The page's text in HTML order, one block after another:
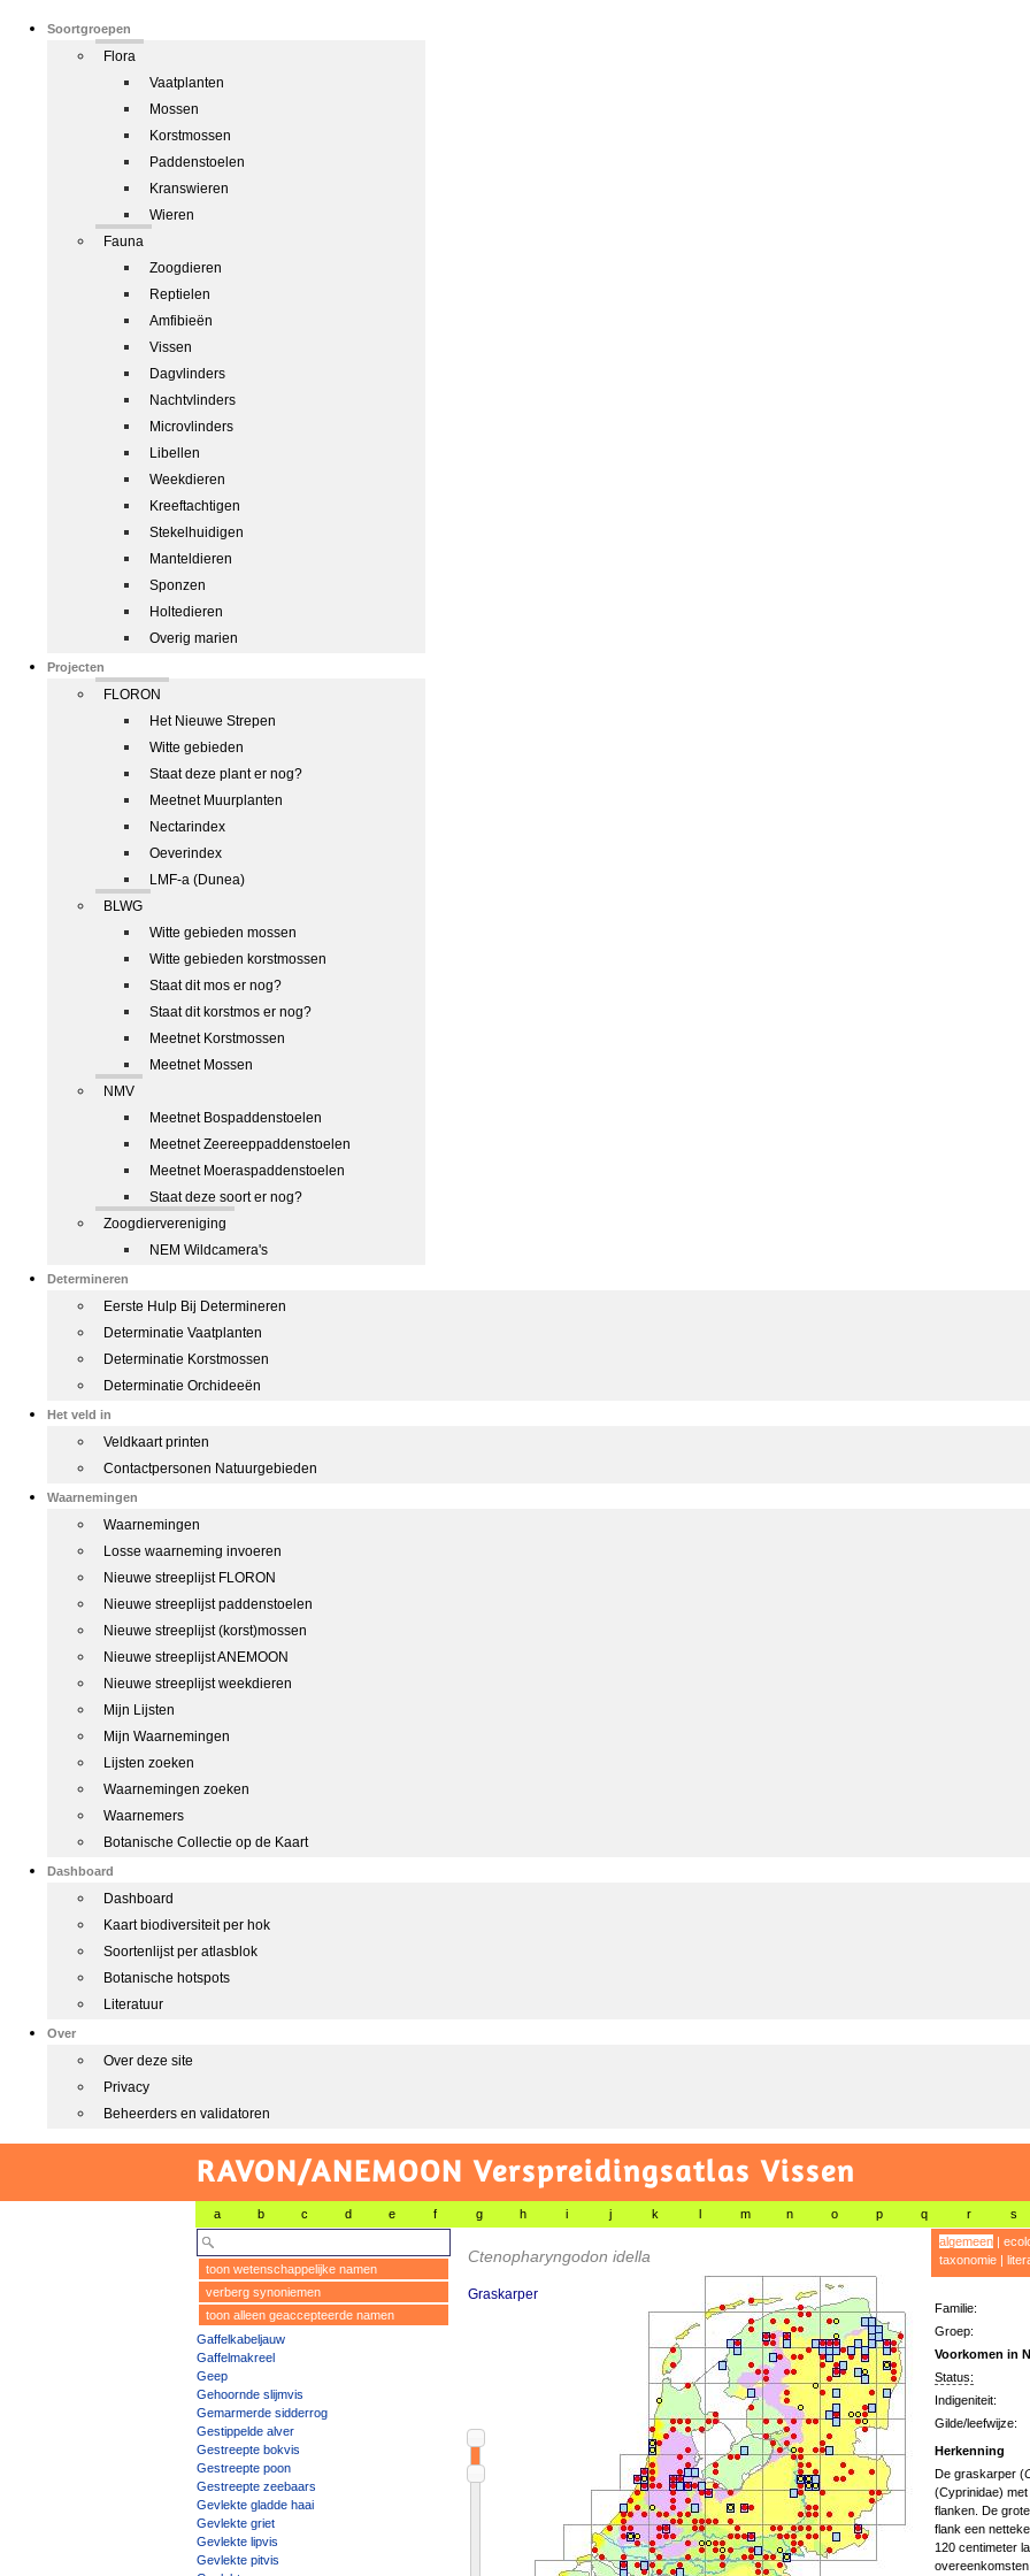
Soortgroepen
Flora
Vaatplanten
Mossen
Korstmossen
Paddenstoelen
Kranswieren
Wieren
Fauna
Zoogdieren
Reptielen
Amfibieën
Vissen
Dagvlinders
Nachtvlinders
Microvlinders
Libellen
Weekdieren
Kreeftachtigen
Stekelhuidigen
Manteldieren
Sponzen
Holtedieren
Overig marien
Projecten
FLORON
Het Nieuwe Strepen
Witte gebieden
Staat deze plant er nog?
Meetnet Muurplanten
Nectarindex
Oeverindex
LMF-a (Dunea)
BLWG
Witte gebieden mossen
Witte gebieden korstmossen
Staat dit mos er nog?
Staat dit korstmos er nog?
Meetnet Korstmossen
Meetnet Mossen
NMV
Meetnet Bospaddenstoelen
Meetnet Zeereeppaddenstoelen
Meetnet Moeraspaddenstoelen
Staat deze soort er nog?
Zoogdiervereniging
NEM Wildcamera's
Determineren
Eerste Hulp Bij Determineren
Determinatie Vaatplanten
Determinatie Korstmossen
Determinatie Orchideeën
Het veld in
Veldkaart printen
Contactpersonen Natuurgebieden
Waarnemingen
Waarnemingen
Losse waarneming invoeren
Nieuwe streeplijst FLORON
Nieuwe streeplijst paddenstoelen
Nieuwe streeplijst (korst)mossen
Nieuwe streeplijst ANEMOON
Nieuwe streeplijst weekdieren
Mijn Lijsten
Mijn Waarnemingen
Lijsten zoeken
Waarnemingen zoeken
Waarnemers
Botanische Collectie op de Kaart
Dashboard
Dashboard
Kaart biodiversiteit per hok
Soortenlijst per atlasblok
Botanische hotspots
Literatuur
Over
Over deze site
Privacy
Beheerders en validatoren
RAVON/ANEMOON Verspreidingsatlas Vissen
a b c d e f g h i j k l m n o p q r s
toon wetenschappelijke namen
verberg synoniemen
toon alleen geaccepteerde namen
Gaffelkabeljauw
Gaffelmakreel
Geep
Gehoornde slijmvis
Gemarmerde sidderrog
Gestippelde alver
Gestreepte bokvis
Gestreepte poon
Gestreepte zeebaars
Gevlekte gladde haai
Gevlekte griet
Gevlekte lipvis
Gevlekte pitvis
Ctenopharyngodon idella
Graskarper
algemeen|
taxonomie|
Familie:
Groep:
Voorkomen in
Status:
Indigeniteit:
Gilde/leefwijze:
Herkenning
De graskarper (
(Cyprinidae)
flanken. De
flank een
120 centimeter